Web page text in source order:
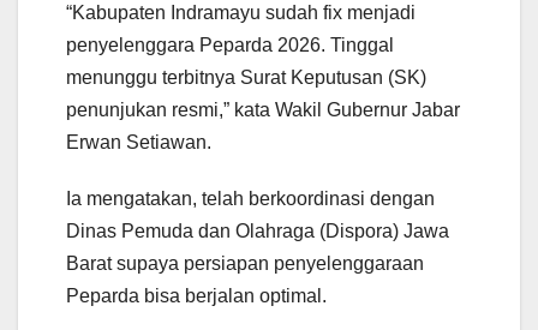
“Kabupaten Indramayu sudah fix menjadi
penyelenggara Peparda 2026. Tinggal
menunggu terbitnya Surat Keputusan (SK)
penunjukan resmi,” kata Wakil Gubernur Jabar
Erwan Setiawan.
Ia mengatakan, telah berkoordinasi dengan
Dinas Pemuda dan Olahraga (Dispora) Jawa
Barat supaya persiapan penyelenggaraan
Peparda bisa berjalan optimal.